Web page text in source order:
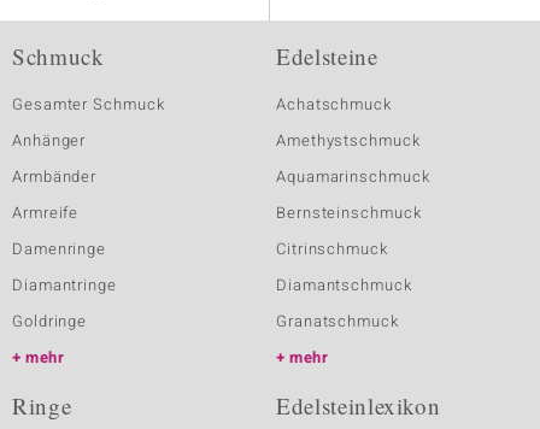
Schmuck
Gesamter Schmuck
Anhänger
Armbänder
Armreife
Damenringe
Diamantringe
Goldringe
mehr
Edelsteine
Achatschmuck
Amethystschmuck
Aquamarinschmuck
Bernsteinschmuck
Citrinschmuck
Diamantschmuck
Granatschmuck
mehr
Ringe Edelsteinlexikon